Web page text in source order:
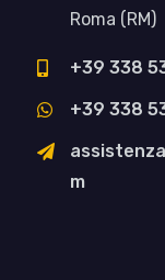
Roma (RM)
+39 338
+39 338
m